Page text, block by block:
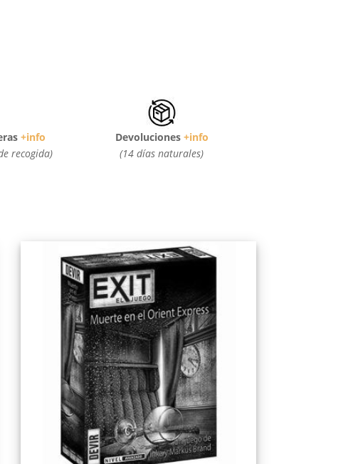
+info
recogida)
Devoluciones +info
(14 días naturales)